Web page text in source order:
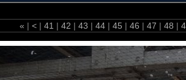
« | < | 41 | 42 | 43 | 44 | 45 | 46 | 47 | 48 |